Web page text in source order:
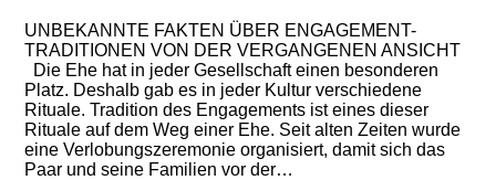
UNBEKANNTE FAKTEN ÜBER ENGAGEMENT-
TRADITIONEN VON DER VERGANGENEN ANSICHT
Die Ehe hat in jeder Gesellschaft einen besonderen
Platz. Deshalb gab es in jeder Kultur verschiedene
Rituale. Tradition des Engagements ist eines dieser
Rituale auf dem Weg einer Ehe. Seit alten Zeiten wurde
eine Verlobungszeremonie organisiert, damit sich das
Paar und seine Familien vor der…